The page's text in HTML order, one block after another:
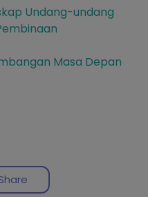
Undang-undang
Masa Depan